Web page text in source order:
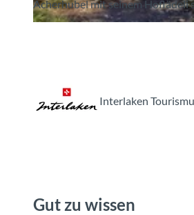
Acherhubel mit seinem Hoflädeli
Interlaken
Gut zu wissen